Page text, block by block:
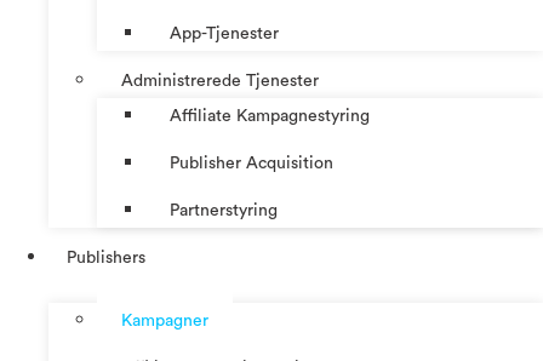
App-Tjenester
Administrerede Tjenester
Affiliate Kampagnestyring
Publisher Acquisition
Partnerstyring
Publishers
Kampagner